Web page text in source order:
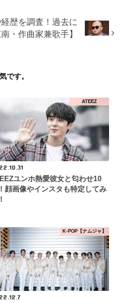
歴を調査！過去に
・作曲家兼歌手】
です。
ATEEZ
ユンホ熱愛彼女と匂わせ10
顔画像やインスタも特定してみ
K-POP【ナムジャ】